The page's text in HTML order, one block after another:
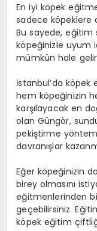
En iyi köpek
sadece köpeklere
Bu sayede, eğitim
köpeğinizle uyum
mümkün hale
İstanbul’da
hem köpeğinizin
karşılayacak en
olan Güngör,
pekiştirme
davranışlar
Eğer köpeğinizin
birey olmasını
eğitmenlerinden
geçebilirsiniz.
köpek eğitim